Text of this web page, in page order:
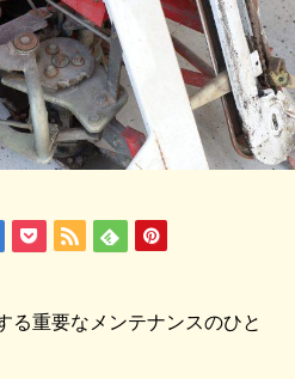
る重要なメンテナンスのひと